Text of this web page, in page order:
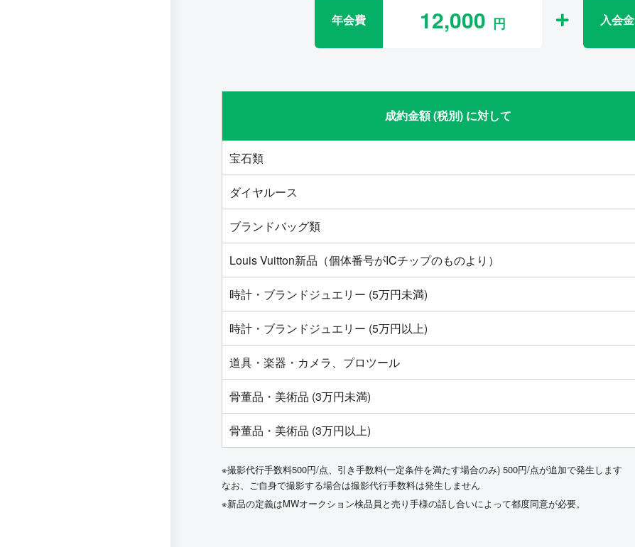
年会費 12,000 入会金
成約金額 (税別) に対して
宝石類
ダイヤルース
ブランドバッグ類
Louis Vuitton新品（個体番号がICチップのものより）
時計・ブランドジュエリー (5万円未満)
時計・ブランドジュエリー (5万円以上)
道具・楽器・カメラ、プロツール
骨董品・美術品 (3万円未満)
骨董品・美術品 (3万円以上)
※撮影代行手数料500円/点、引き手数料(一定条件を満たす場合のみ) 500円/点が追加で発生します
なお、ご自身で撮影する場合は撮影代行手数料は発生しません
※新品の定義はMWオークション検品員と売り手様の話し合いによって都度同意が必要。